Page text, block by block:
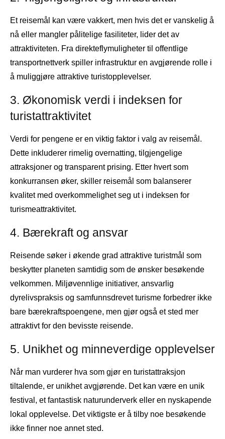
Et reisemål kan være vakkert, men hvis det er vanskelig å
nå eller mangler pålitelige fasiliteter, lider det av
attraktiviteten. Fra direkteflymuligheter til offentlige
transportnettverk spiller infrastruktur en avgjørende rolle i
å muliggjøre attraktive turistopplevelser.
3. Økonomisk verdi i indeksen for
turistattraktivitet
Verdi for pengene er en viktig faktor i valg av reisemål.
Dette inkluderer rimelig overnatting, tilgjengelige
attraksjoner og transparent prising. Etter hvert som
konkurransen øker, skiller reisemål som balanserer
kvalitet med overkommelighet seg ut i indeksen for
turismeattraktivitet.
4. Bærekraft og ansvar
Reisende søker i økende grad attraktive turistmål som
beskytter planeten samtidig som de ønsker besøkende
velkommen. Miljøvennlige initiativer, ansvarlig
dyrelivspraksis og samfunnsdrevet turisme forbedrer ikke
bare bærekraftspoengene, men gjør også et sted mer
attraktivt for den bevisste reisende.
5. Unikhet og minneverdige opplevelser
Når man vurderer hva som gjør en turistattraksjon
tiltalende, er unikhet avgjørende. Det kan være en unik
festival, et fantastisk naturunderverk eller en nyskapende
lokal opplevelse. Det viktigste er å tilby noe besøkende
ikke finner noe annet sted.